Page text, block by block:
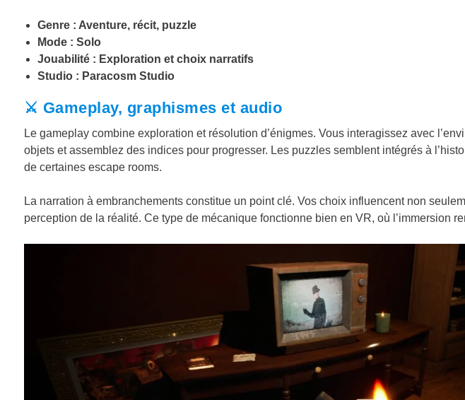
Genre : Aventure, récit, puzzle
Mode : Solo
Jouabilité : Exploration et choix narratifs
Studio : Paracosm Studio
⚔️ Gameplay, graphismes et audio
Le gameplay combine exploration et résolution d’énigmes. Vous interagissez avec
objets et assemblez des indices pour progresser. Les puzzles semblent intégrés à
de certaines escape rooms.
La narration à embranchements constitue un point clé. Vos choix influencent non
perception de la réalité. Ce type de mécanique fonctionne bien en VR, où l’immersion